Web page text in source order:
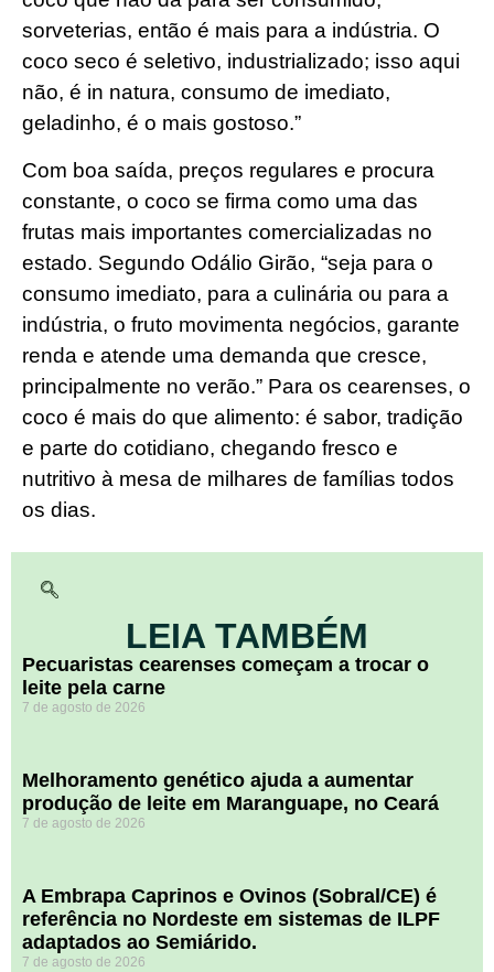
sorveterias, então é mais para a indústria. O
coco seco é seletivo, industrializado; isso aqui
não, é in natura, consumo de imediato,
geladinho, é o mais gostoso.”
Com boa saída, preços regulares e procura
constante, o coco se firma como uma das
frutas mais importantes comercializadas no
estado. Segundo Odálio Girão, “seja para o
consumo imediato, para a culinária ou para a
indústria, o fruto movimenta negócios, garante
renda e atende uma demanda que cresce,
principalmente no verão.” Para os cearenses, o
coco é mais do que alimento: é sabor, tradição
e parte do cotidiano, chegando fresco e
nutritivo à mesa de milhares de famílias todos
os dias.
LEIA TAMBÉM
Pecuaristas cearenses começam a trocar o
leite pela carne
7 de agosto de 2026
Melhoramento genético ajuda a aumentar
produção de leite em Maranguape, no Ceará
7 de agosto de 2026
A Embrapa Caprinos e Ovinos (Sobral/CE) é
referência no Nordeste em sistemas de ILPF
adaptados ao Semiárido.
7 de agosto de 2026